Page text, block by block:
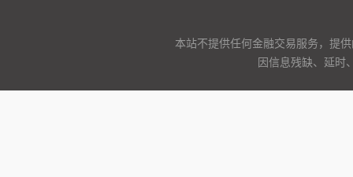
本站不提供任何金融交易服务，提
因信息残缺、延时